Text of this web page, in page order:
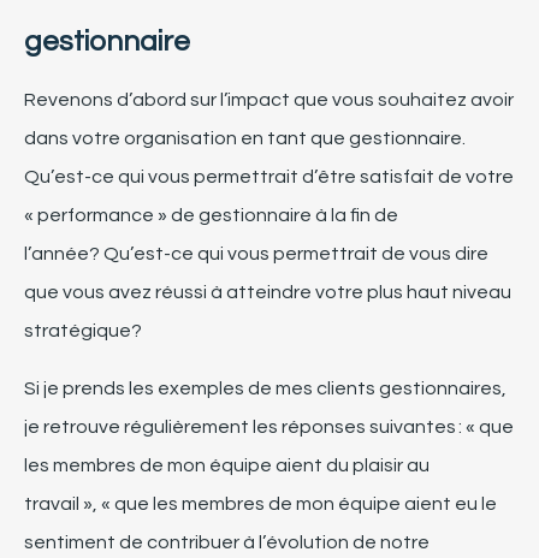
gestionnaire
Revenons d’abord sur l’impact que vous souhaitez avoir
dans votre organisation en tant que gestionnaire.
Qu’est-ce qui vous permettrait d’être satisfait de votre
« performance » de gestionnaire à la fin de
l’année? Qu’est-ce qui vous permettrait de vous dire
que vous avez réussi à atteindre votre plus haut niveau
stratégique?
Si je prends les exemples de mes clients gestionnaires,
je retrouve régulièrement les réponses suivantes : « que
les membres de mon équipe aient du plaisir au
travail », « que les membres de mon équipe aient eu le
sentiment de contribuer à l’évolution de notre